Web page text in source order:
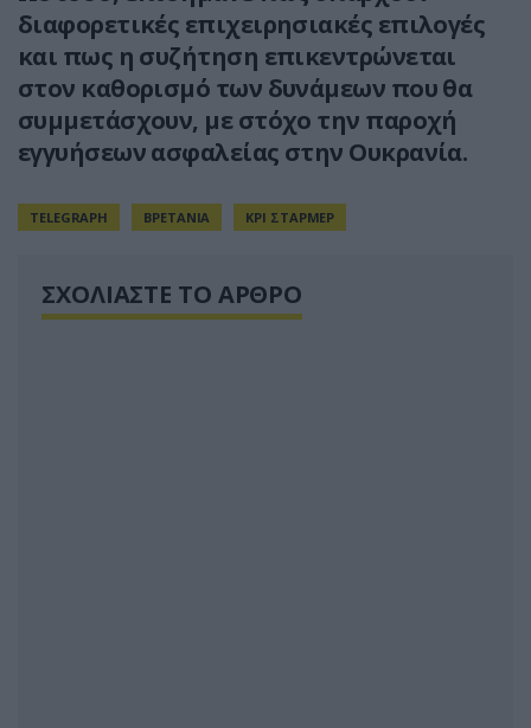
διαφορετικές επιχειρησιακές επιλογές
και πως η συζήτηση επικεντρώνεται
στον καθορισμό των δυνάμεων που θα
συμμετάσχουν, με στόχο την παροχή
εγγυήσεων ασφαλείας στην Ουκρανία.
TELEGRAPH ΒΡΕΤΑΝΙΑ ΚΡΙ ΣΤΑΡΜΕΡ
ΣΧΟΛΙΑΣΤΕ ΤΟ ΑΡΘΡΟ